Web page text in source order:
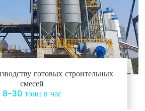
готовых строительных
смесей
8-30 тонн в час